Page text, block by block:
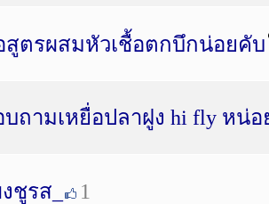
สูตรผสมหัวเชื้อตกบึกน่อยคับ
บถามเหยื่อปลาฝูง hi fly หน่
งชูรส_ 1